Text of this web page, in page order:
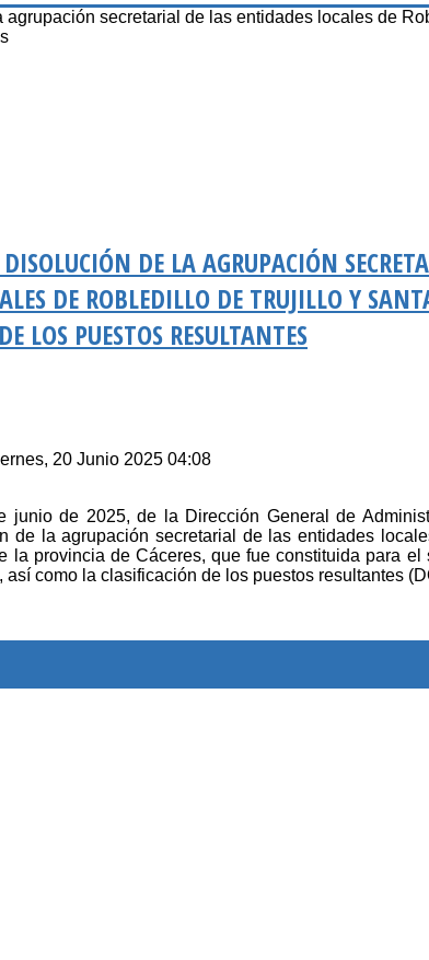
secretarial de las entidades locales de
DE LA AGRUPACIÓN
DE ROBLEDILLO DE TRUJILLO Y
LOS PUESTOS RESULTANTES
20 Junio 2025 04:08
junio de 2025, de la Dirección General de
de la agrupación secretarial de las entidades
la provincia de Cáceres, que fue constituida para el
así como la clasificación de los puestos resultantes